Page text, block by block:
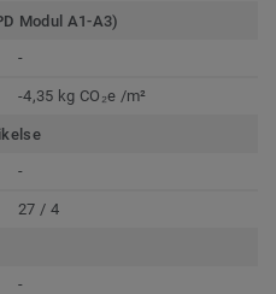
Modul A1-A3)
-
-4,35 kg CO₂e /m²
-
27 / 4
-